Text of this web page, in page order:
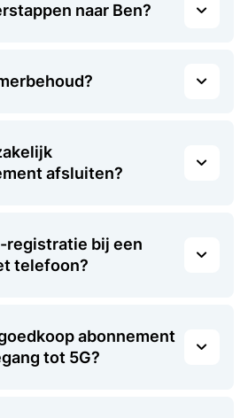
naar Ben?
afsluiten?
registratie bij een
telefoon?
abonnement
tot 5G?